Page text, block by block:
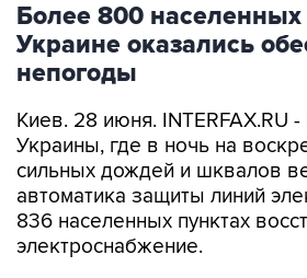
Более 800 населенных
Украине оказались
непогоды
Киев. 28 июня. INTERFAX.RU -
Украины, где в ночь на
сильных дождей и шквалов
автоматика защиты линий
836 населенных пунктах
электроснабжение.